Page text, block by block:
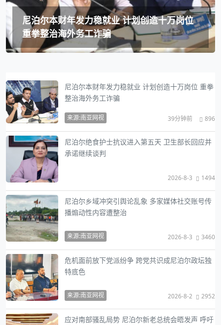
尼泊尔本财年发力稳就业 计划创造十万岗位
重拳整治海外务工诈骗
尼泊尔本财年发力稳就业 计划创造十万岗位 重拳
整治海外务工诈骗
来源:南亚网视 39分钟前 896
尼泊尔绝食护士抗议进入第五天 卫生部长回应并
承诺继续谈判
2026-8-3 1494
尼泊尔乡域冲突引舆论乱象 多家媒体社交账号传
播煽动性内容遭整治
来源:南亚网视 2026-8-3 3460
危机面前放下党派纷争 跨党共识成尼泊尔政坛独
特底色
来源:南亚网视 2026-8-2 2952
应对南部骚乱局势 尼泊尔新老总统会晤发声 呼吁